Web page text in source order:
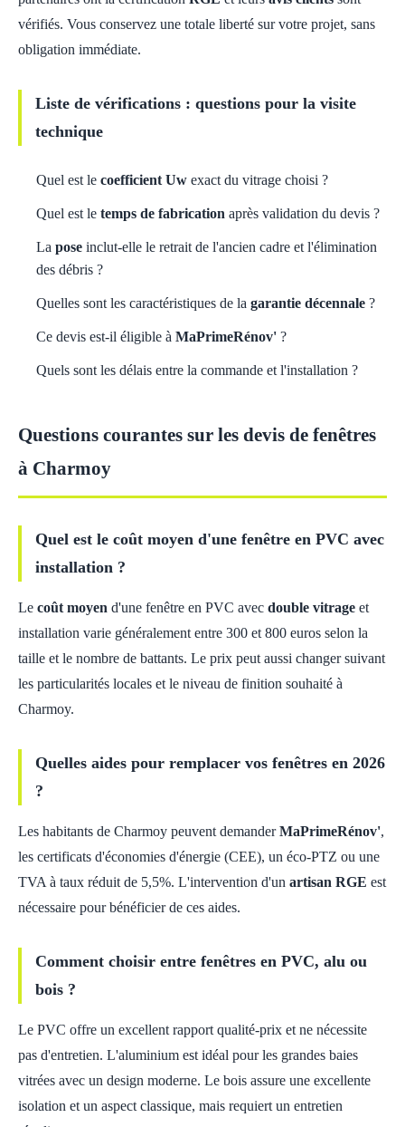
vérifiés. Vous conservez une totale liberté sur votre projet, sans
obligation immédiate.
Liste de vérifications : questions pour la visite
technique
Quel est le coefficient Uw exact du vitrage choisi ?
Quel est le temps de fabrication après validation du devis ?
La pose inclut-elle le retrait de l'ancien cadre et l'élimination
des débris ?
Quelles sont les caractéristiques de la garantie décennale ?
Ce devis est-il éligible à MaPrimeRénov' ?
Quels sont les délais entre la commande et l'installation ?
Questions courantes sur les devis de fenêtres
à Charmoy
Quel est le coût moyen d'une fenêtre en PVC avec
installation ?
Le coût moyen d'une fenêtre en PVC avec double vitrage et
installation varie généralement entre 300 et 800 euros selon la
taille et le nombre de battants. Le prix peut aussi changer suivant
les particularités locales et le niveau de finition souhaité à
Charmoy.
Quelles aides pour remplacer vos fenêtres en 2026
?
Les habitants de Charmoy peuvent demanderMaPrimeRénov',
les certificats d'économies d'énergie (CEE), un éco-PTZ ou une
TVA à taux réduit de 5,5%. L'intervention d'un artisan RGE est
nécessaire pour bénéficier de ces aides.
Comment choisir entre fenêtres en PVC, alu ou
bois ?
Le PVC offre un excellent rapport qualité-prix et ne nécessite
pas d'entretien. L'aluminium est idéal pour les grandes baies
vitrées avec un design moderne. Le bois assure une excellente
isolation et un aspect classique, mais requiert un entretien